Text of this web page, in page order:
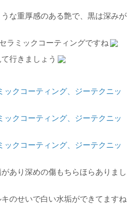
な重厚感のある艶で、黒は深みが
ラミックコーティングですね
行きましょう
あり深めの傷もちらほらありまし
のせいで白い水垢ができてますね